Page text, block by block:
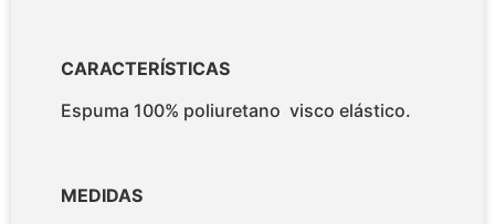
CARACTERÍSTICAS
Espuma 100% poliuretano visco elástico.
MEDIDAS